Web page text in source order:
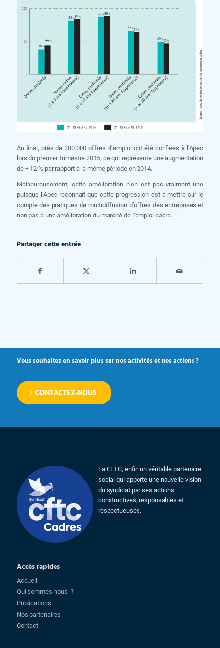
Au final, près de 200.000 offres d’emploi ont été confiées à l’Apec
lors du premier trimestre 2015, ce qui représente une augmentation
de + 12 % par rapport à la même période en 2014.
Malheureusement, cette amélioration n’en est pas vraiment une
puisque l’Apec reconnaît que cette progression est à mettre sur le
compte des pratiques de multidiffusion d’offres des entreprises et
non pas à une amélioration du marché de l’emploi cadre.
Partager cette entrée
Vous souhaitez en savoir plus sur nos activités et nos actions ?
CONTACTEZ-NOUS
La CFTC, enfin un véritable partenaire
social qui apporte une nouvelle vision
du syndicat par ses actions
constructives, responsables et
respectueuses.
Accès rapides
Accueil
Qui sommes-nous ?
Publications
Nos partenaires
Contact